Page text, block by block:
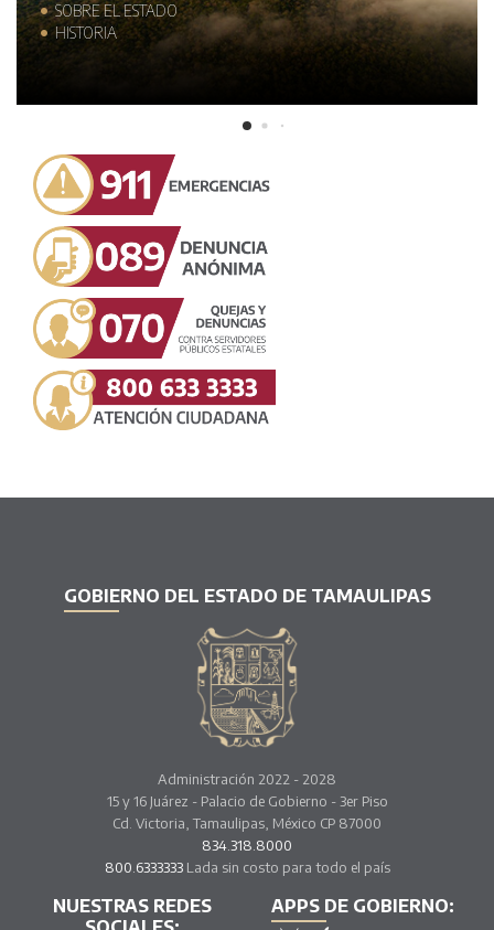
SOBRE EL ESTADO
HISTORIA
GOBIERNO DEL ESTADO DE TAMAULIPAS
Administración 2022 - 2028
15 y 16 Juárez - Palacio de Gobierno - 3er Piso
Cd. Victoria, Tamaulipas, México CP 87000
834.318.8000
800.6333333Lada sin costo para todo el país
NUESTRAS REDES
APPS DE GOBIERNO: